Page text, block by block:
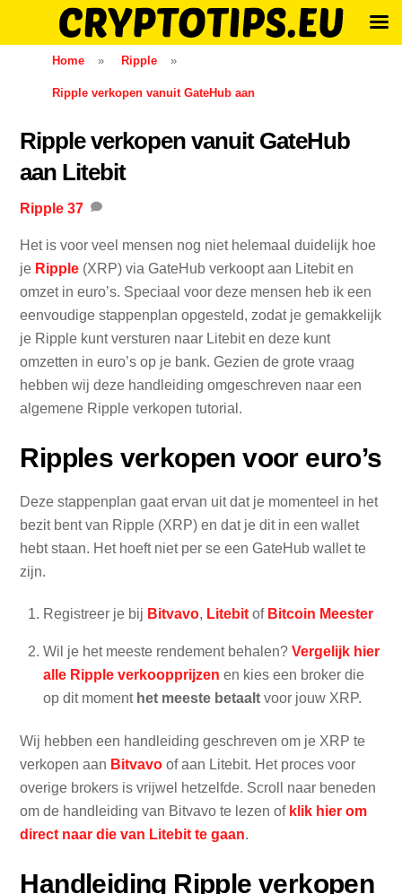
Home » Ripple »
Ripple verkopen vanuit GateHub aan
Ripple verkopen vanuit GateHub
aan Litebit
Ripple 37
Het is voor veel mensen nog niet helemaal duidelijk hoe
je Ripple (XRP) via GateHub verkoopt aan Litebit en
omzet in euro’s. Speciaal voor deze mensen heb ik een
eenvoudige stappenplan opgesteld, zodat je gemakkelijk
je Ripple kunt versturen naar Litebit en deze kunt
omzetten in euro’s op je bank. Gezien de grote vraag
hebben wij deze handleiding omgeschreven naar een
algemene Ripple verkopen tutorial.
Ripples verkopen voor euro’s
Deze stappenplan gaat ervan uit dat je momenteel in het
bezit bent van Ripple (XRP) en dat je dit in een wallet
hebt staan. Het hoeft niet per se een GateHub wallet te
zijn.
Registreer je bij Bitvavo, Litebit of Bitcoin Meester
Wil je het meeste rendement behalen? Vergelijk hier
alle Ripple verkoopprijzen en kies een broker die
op dit moment het meeste betaalt voor jouw XRP.
Wij hebben een handleiding geschreven om je XRP te
verkopen aan Bitvavo of aan Litebit. Het proces voor
overige brokers is vrijwel hetzelfde. Scroll naar beneden
om de handleiding van Bitvavo te lezen of klik hier om
direct naar die van Litebit te gaan.
Handleiding Ripple verkopen